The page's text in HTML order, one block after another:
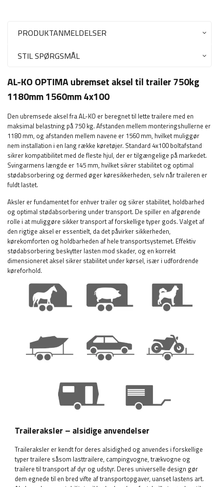
PRODUKTANMELDELSER
STIL SPØRGSMÅL
AL-KO OPTIMA ubremset aksel til trailer 750kg
1180mm 1560mm 4x100
Den ubremsede aksel fra AL-KO er beregnet til lette trailere med en
maksimal belastning på 750 kg. Afstanden mellem monteringshullerne er
1180 mm, og afstanden mellem navene er 1560 mm, hvilket muliggør
nem installation i en lang række køretøjer. Standard 4x100 boltafstand
sikrer kompatibilitet med de fleste hjul, der er tilgængelige på markedet.
Svingarmens længde er 145 mm, hvilket sikrer stabilitet og optimal
stødabsorbering og dermed øger køresikkerheden, selv når traileren er
fuldt lastet.
Aksler er fundamentet for enhver trailer og sikrer stabilitet, holdbarhed
og optimal stødabsorbering under transport. De spiller en afgørende
rolle i at muliggøre sikker transport af forskellige typer gods. Valget af
den rigtige aksel er essentielt, da det påvirker sikkerheden,
kørekomforten og holdbarheden af hele transportsystemet. Effektiv
stødabsorbering beskytter lasten mod skader, og en korrekt
dimensioneret aksel sikrer stabilitet under kørsel, især i udfordrende
køreforhold.
Traileraksler – alsidige anvendelser
Traileraksler er kendt for deres alsidighed og anvendes i forskellige
typer trailere såsom lasttrailere, campingvogne, trækvogne og
trailere til transport af dyr og udstyr. Deres universelle design gør
dem egnede til en bred vifte af transportopgaver, uanset lastens art.